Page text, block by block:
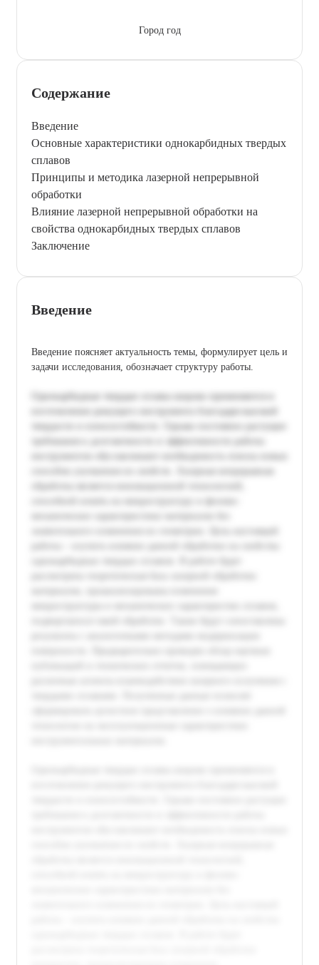
Город год
Содержание
Введение
Основные характеристики однокарбидных твердых
сплавов
Принципы и методика лазерной непрерывной
обработки
Влияние лазерной непрерывной обработки на
свойства однокарбидных твердых сплавов
Заключение
Введение
Введение поясняет актуальность темы, формулирует цель и
задачи исследования, обозначает структуру работы.